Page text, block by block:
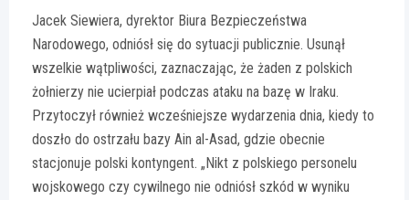
Jacek Siewiera, dyrektor Biura Bezpieczeństwa
Narodowego, odniósł się do sytuacji publicznie. Usunął
wszelkie wątpliwości, zaznaczając, że żaden z polskich
żołnierzy nie ucierpiał podczas ataku na bazę w Iraku.
Przytoczył również wcześniejsze wydarzenia dnia, kiedy to
doszło do ostrzału bazy Ain al-Asad, gdzie obecnie
stacjonuje polski kontyngent. „Nikt z polskiego personelu
wojskowego czy cywilnego nie odniósł szkód w wyniku